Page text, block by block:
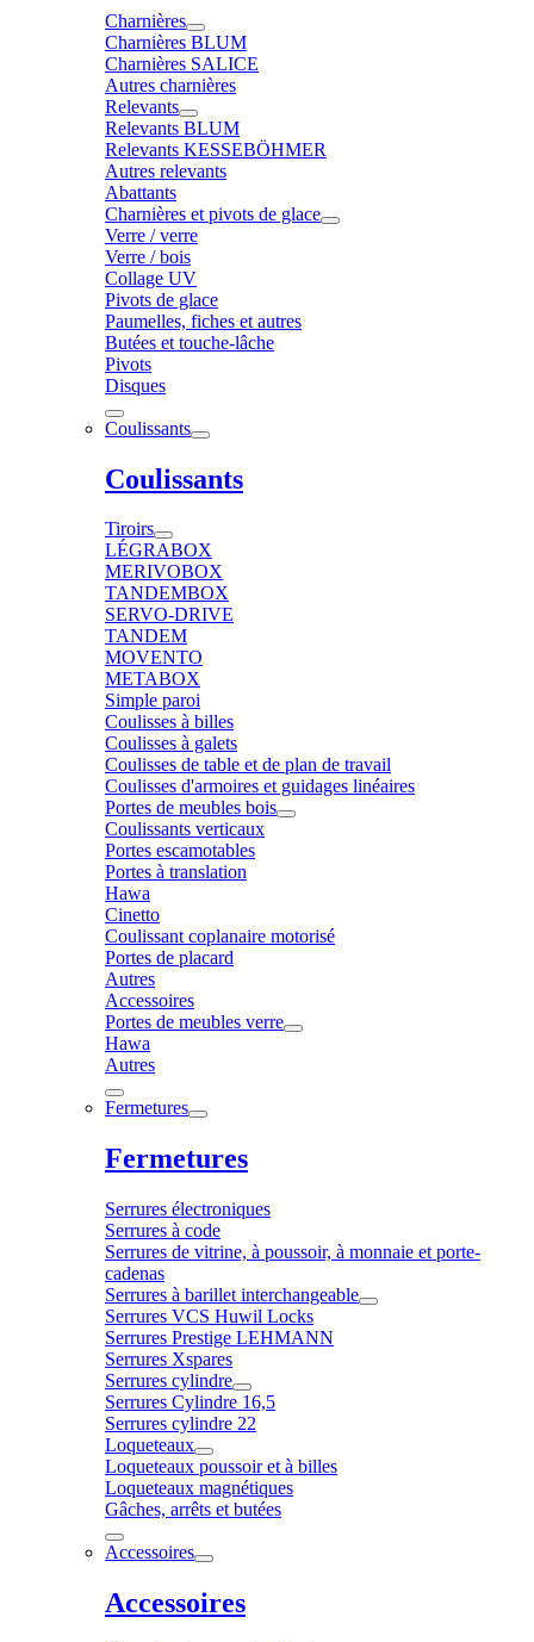
Charnières
Charnières BLUM
Charnières SALICE
Autres charnières
Relevants
Relevants BLUM
Relevants KESSEBÖHMER
Autres relevants
Abattants
Charnières et pivots de glace
Verre / verre
Verre / bois
Collage UV
Pivots de glace
Paumelles, fiches et autres
Butées et touche-lâche
Pivots
Disques
Coulissants
Coulissants
Tiroirs
LÉGRABOX
MERIVOBOX
TANDEMBOX
SERVO-DRIVE
TANDEM
MOVENTO
METABOX
Simple paroi
Coulisses à billes
Coulisses à galets
Coulisses de table et de plan de travail
Coulisses d'armoires et guidages linéaires
Portes de meubles bois
Coulissants verticaux
Portes escamotables
Portes à translation
Hawa
Cinetto
Coulissant coplanaire motorisé
Portes de placard
Autres
Accessoires
Portes de meubles verre
Hawa
Autres
Fermetures
Fermetures
Serrures électroniques
Serrures à code
Serrures de vitrine, à poussoir, à monnaie et porte-
cadenas
Serrures à barillet interchangeable
Serrures VCS Huwil Locks
Serrures Prestige LEHMANN
Serrures Xspares
Serrures cylindre
Serrures Cylindre 16,5
Serrures cylindre 22
Loqueteaux
Loqueteaux poussoir et à billes
Loqueteaux magnétiques
Gâches, arrêts et butées
Accessoires
Accessoires